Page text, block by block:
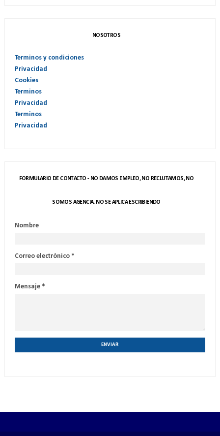
NOSOTROS
Terminos y condiciones
Privacidad
Cookies
Terminos
Privacidad
Terminos
Privacidad
FORMULARIO DE CONTACTO - NO DAMOS EMPLEO, NO RECLUTAMOS, NO
SOMOS AGENCIA. NO SE APLICA ESCRIBIENDO
Nombre
Correo electrónico *
Mensaje *